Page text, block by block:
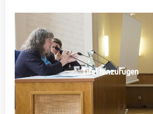
Titel hinzufügen